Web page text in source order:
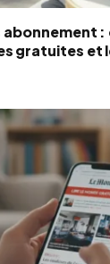
abonnement
gratuites et